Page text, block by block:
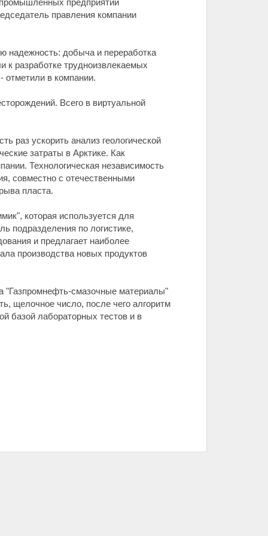
предприятий
правления компании
надежность: добыча и переработка
к разработке трудноизвлекаемых
отметили в компании.
Всего в виртуальной
раз ускорить анализ геологической
затраты в Арктике. Как
Технологическая независимость
совместно с отечественными
пласта.
которая используется для
подразделения по логистике,
и предлагает наиболее
производства новых продуктов
"Газпромнефть-смазочные материалы"
щелочное число, после чего алгоритм
базой лабораторных тестов и в